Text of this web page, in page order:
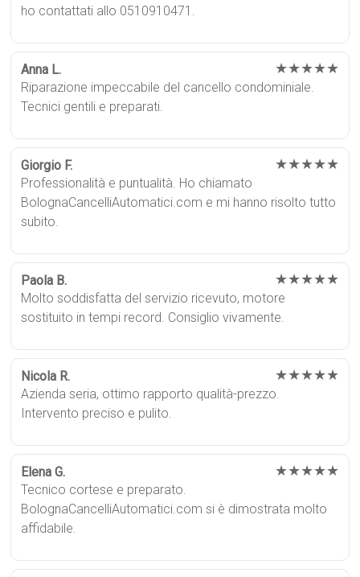
ho contattati allo 0510910471.
Anna L. ★★★★★
Riparazione impeccabile del cancello condominiale.
Tecnici gentili e preparati.
Giorgio F. ★★★★★
Professionalità e puntualità. Ho chiamato
BolognaCancelliAutomatici.com e mi hanno risolto tutto
subito.
Paola B. ★★★★★
Molto soddisfatta del servizio ricevuto, motore
sostituito in tempi record. Consiglio vivamente.
Nicola R. ★★★★★
Azienda seria, ottimo rapporto qualità-prezzo.
Intervento preciso e pulito.
Elena G. ★★★★★
Tecnico cortese e preparato.
BolognaCancelliAutomatici.com si è dimostrata molto
affidabile.